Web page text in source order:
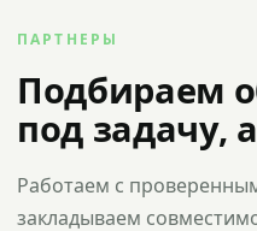
ПАРТНЕРЫ
Подбираем
под задачу,
Работаем с
закладываем